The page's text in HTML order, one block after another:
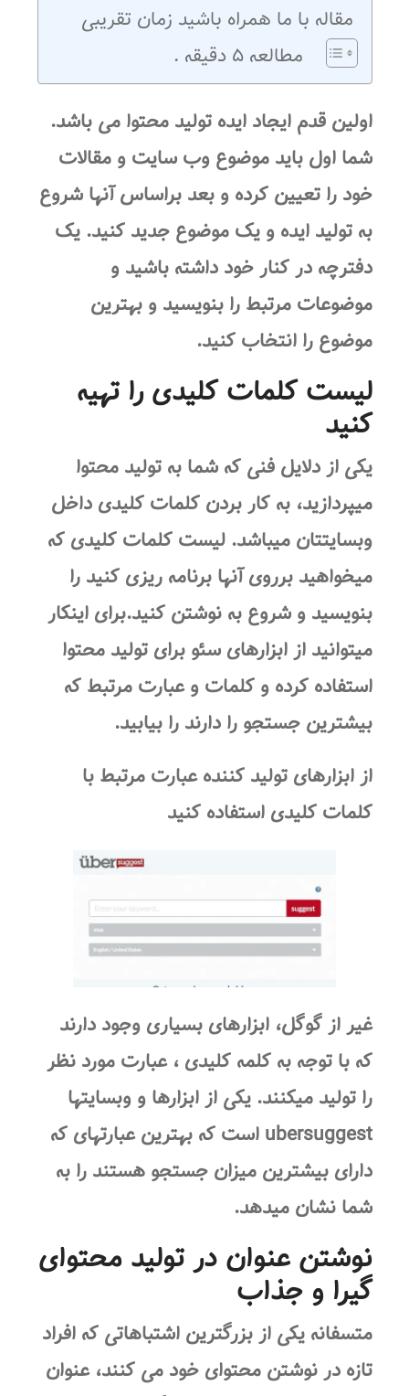
مقاله با ما همراه باشید زمان تقریبی
مطالعه ۵ دقیقه .
اولین قدم ایجاد ایدهتولید محتوا می باشد.
شما اول باید موضوع وب سایت و مقالات
خود را تعیین کرده و بعد براساس آنها شروع
به تولید ایده و یک موضوع جدید کنید. یک
دفترچه در کنار خود داشته باشید و
موضوعات مرتبط را بنویسید و بهترین
موضوع را انتخاب کنید.
لیست کلمات کلیدی را تهیه
کنید
یکی از دلایل فنی که شما به تولید محتوا
میپردازید، به کار بردن کلمات کلیدی داخل
وبسایتتان میباشد. لیست کلمات کلیدی که
میخواهید برروی آنها برنامه ریزی کنید را
بنویسید و شروع به نوشتن کنید.برای اینکار
میتوانید از ابزارهای سئو برای تولید محتوا
استفاده کرده و کلمات و عبارت مرتبط که
بیشترین جستجو را دارند را بیابید.
از ابزارهای تولید کننده عبارت مرتبط با
کلمات کلیدی استفاده کنید
غیر از گوگل، ابزارهای بسیاری وجود دارند
که با توجه به کلمه کلیدی ، عبارت مورد نظر
را تولید میکنند. یکی از ابزارها و وبسایتها
ubersuggest است که بهترین عبارتهای که
دارای بیشترین میزان جستجو هستند را به
شما نشان میدهد.
نوشتن عنوان در تولید محتوای
گیرا و جذاب
متسفانه یکی از بزرگترین اشتباهاتی که افراد
تازه در نوشتن محتوای خود می کنند، عنوان